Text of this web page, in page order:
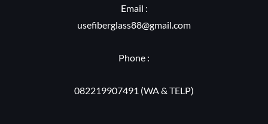
Email :
usefiberglass88@gmail.com
Phone :
082219907491 (WA & TELP)